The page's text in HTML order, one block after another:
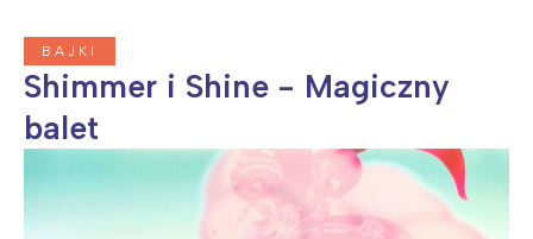
BAJKI
Shimmer i Shine - Magiczny
balet